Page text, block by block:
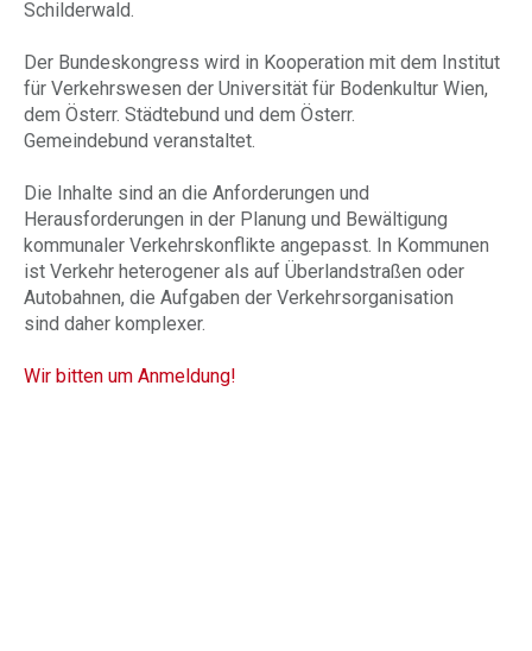
Schilderwald.
Der Bundeskongress wird in Kooperation mit dem Institut
für Verkehrswesen der Universität für Bodenkultur Wien,
dem Österr. Städtebund und dem Österr.
Gemeindebund veranstaltet.
Die Inhalte sind an die Anforderungen und
Herausforderungen in der Planung und Bewältigung
kommunaler Verkehrskonflikte angepasst. In Kommunen
ist Verkehr heterogener als auf Überlandstraßen oder
Autobahnen, die Aufgaben der Verkehrsorganisation
sind daher komplexer.
Wir bitten um Anmeldung!